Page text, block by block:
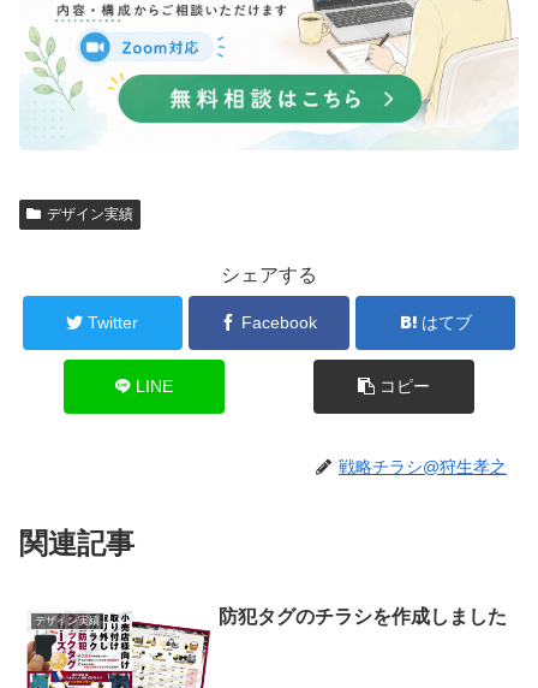
デザイン実績
シェアする
Twitter Facebook はてブ
LINE コピー
戦略チラシ@狩生孝之
関連記事
デザイン実績 防犯タグのチラシを作成しました